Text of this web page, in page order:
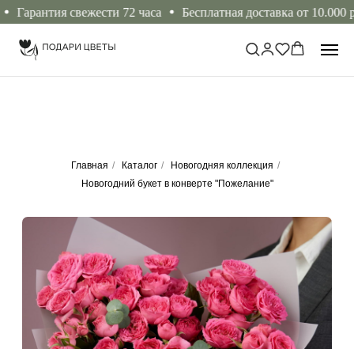
свежести 72 часа Бесплатная доставка от 10.000
Главная / Каталог / Новогодняя коллекция /
Новогодний букет в конверте "Пожелание"